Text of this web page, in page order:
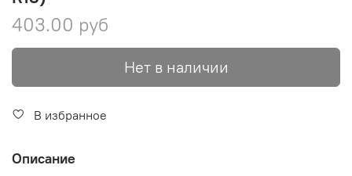
403.00 руб
Нет в наличии
В избранное
Описание